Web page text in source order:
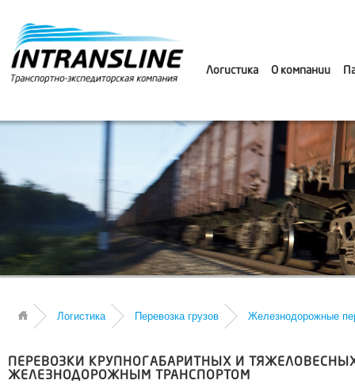
Логистика О компании
Логистика Перевозка грузов Железнодорожные
ПЕРЕВОЗКИ КРУПНОГАБАРИТНЫХ И
ЖЕЛЕЗНОДОРОЖНЫМ ТРАНСПОРТОМ